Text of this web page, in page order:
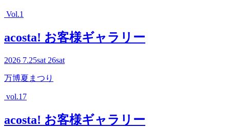
Vol.1
acosta! お客様ギャラリー
2026 7.25sat 26sat
万博夏まつり
vol.17
acosta! お客様ギャラリー